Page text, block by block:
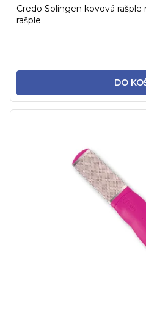
DO
Credo Solingen kovová
rašple